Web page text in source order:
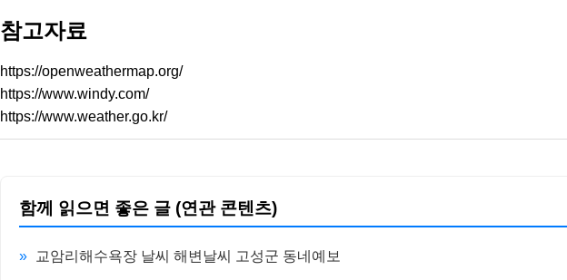
참고자료
https://openweathermap.org/
https://www.windy.com/
https://www.weather.go.kr/
함께 읽으면 좋은 글 (연관 콘텐츠)
»
교암리해수욕장 날씨 해변날씨 고성군 동네예보